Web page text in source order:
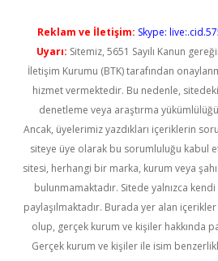
Reklam ve İletişim: Skype:
Uyarı: Sitemiz, 5651 Sayılı Kanun
İletişim Kurumu (BTK) tarafından
hizmet vermektedir. Bu nedenle,
denetleme veya araştırma
Ancak, üyelerimiz yazdıkları içeriklerin
siteye üye olarak bu sorumluluğu kabul
sitesi, herhangi bir marka, kurum veya
bulunmamaktadır. Sitede yalnızca kendi
paylaşılmaktadır. Burada yer alan
olup, gerçek kurum ve kişiler hakkında
Gerçek kurum ve kişiler ile isim